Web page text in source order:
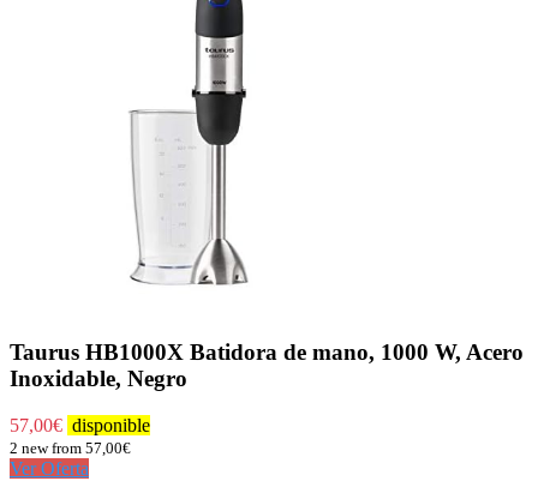
Taurus HB1000X Batidora de mano, 1000 W, Acero
Inoxidable, Negro
57,00€ disponible
2 new from 57,00€
Ver Oferta